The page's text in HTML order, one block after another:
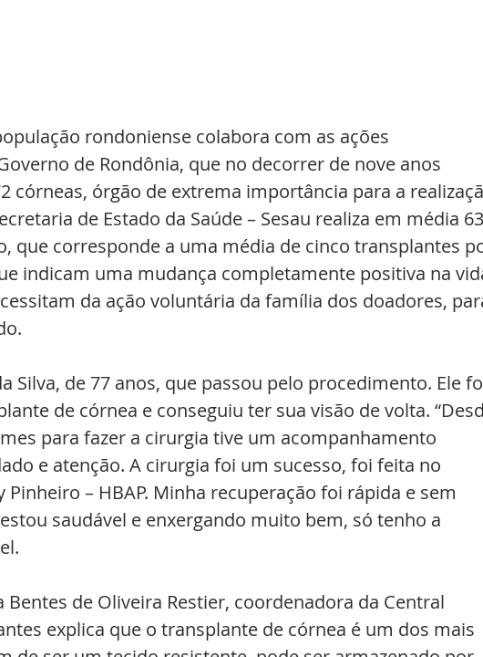
rondoniense colabora com as ações
de Rondônia, que no decorrer de nove anos
córneas, órgão de extrema importância para a
de Estado da Saúde – Sesau realiza em média
que corresponde a uma média de cinco transplantes
indicam uma mudança completamente positiva na
da ação voluntária da família dos doadores,
Silva, de 77 anos, que passou pelo procedimento. Ele
de córnea e conseguiu ter sua visão de volta.
para fazer a cirurgia tive um acompanhamento
e atenção. A cirurgia foi um sucesso, foi feita no
Pinheiro – HBAP. Minha recuperação foi rápida e sem
saudável e enxergando muito bem, só tenho a
Bentes de Oliveira Restier, coordenadora da Central
explica que o transplante de córnea é um dos mais